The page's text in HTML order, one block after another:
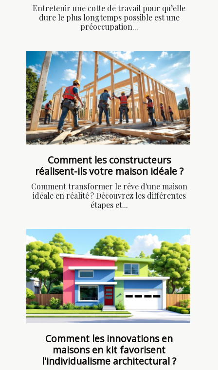
Entretenir une cotte de travail pour qu’elle
dure le plus longtemps possible est une
préoccupation...
Comment les constructeurs
réalisent-ils votre maison idéale ?
Comment transformer le rêve d'une maison
idéale en réalité ? Découvrez les différentes
étapes et...
Comment les innovations en
maisons en kit favorisent
l'individualisme architectural ?